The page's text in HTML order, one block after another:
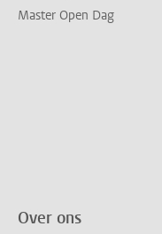
Master Open Dag
Over ons